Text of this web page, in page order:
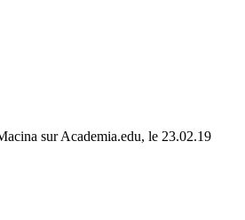
sur Academia.edu, le 23.02.19